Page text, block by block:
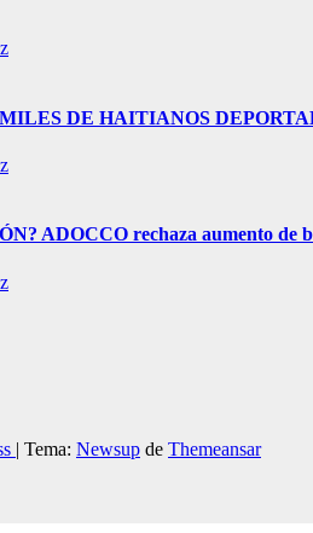
DE HAITIANOS
ADOCCO rechaza aumento de
| Tema: Newsup de Themeansar